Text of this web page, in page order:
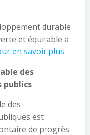
durable
et équitable a
en savoir plus
des
publics
des
est
de progrès